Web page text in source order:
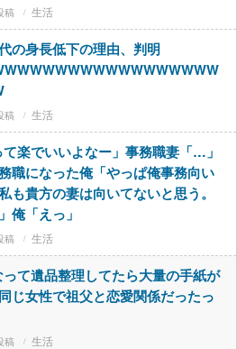
生活
の身長低下の理由、判明
生活
楽でいいよなー」事務職妻「…」
職になった俺「やっぱ俺事務向い
も貴方の妻は向いてないと思う。
俺「えっ」
生活
て遺品整理してたら大量の手紙が
じ女性で祖父と恋愛関係だったっ
生活